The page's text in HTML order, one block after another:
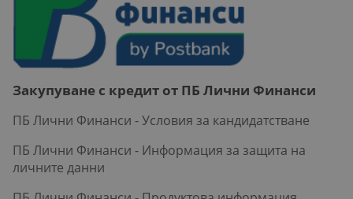
Закупуване с кредит от ПБ Лични Финанси
ПБ Лични Финанси - Условия за кандидатстване
ПБ Лични Финанси - Информация за защита на
личните данни